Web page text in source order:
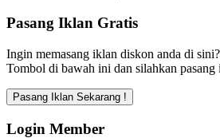
Pasang Iklan Gratis
Ingin memasang iklan diskon anda di
Tombol di bawah ini dan silahkan pasang
Login Member